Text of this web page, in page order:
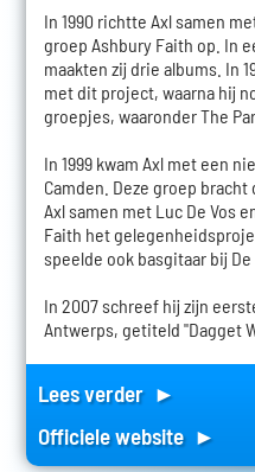
In 1990 richtte Axl samen
groep Ashbury Faith op. In
maakten zij drie albums. In
met dit project, waarna hij
groepjes, waaronder The
In 1999 kwam Axl met een
Camden. Deze groep
Axl samen met Luc De Vos
Faith het
speelde ook basgitaar bij De
In 2007 schreef hij zijn
Antwerps, getiteld "Dagget
Lees verder ►
Officiele website ►